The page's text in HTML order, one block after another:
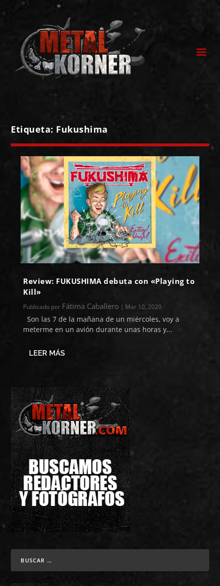
Etiqueta: Fukushima
Review: FUKUSHIMA debuta con «Playing to
Kill»
Publicado por Fátima Caballero | Mar 10, 2020
Son las 7 de la mañana de un miércoles, voy a
meterme en un avión durante unas horas y...
LEER MÁS